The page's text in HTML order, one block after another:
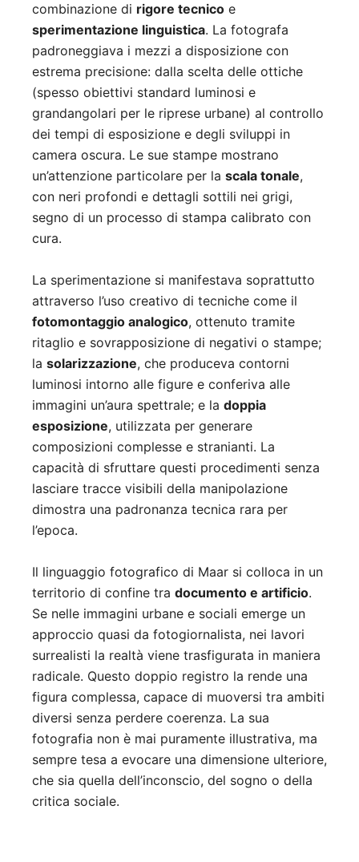
combinazione di rigore tecnico e
sperimentazione linguistica. La fotografa
padroneggiava i mezzi a disposizione con
estrema precisione: dalla scelta delle ottiche
(spesso obiettivi standard luminosi e
grandangolari per le riprese urbane) al controllo
dei tempi di esposizione e degli sviluppi in
camera oscura. Le sue stampe mostrano
un’attenzione particolare per la scala tonale,
con neri profondi e dettagli sottili nei grigi,
segno di un processo di stampa calibrato con
cura.
La sperimentazione si manifestava soprattutto
attraverso l’uso creativo di tecniche come il
fotomontaggio analogico, ottenuto tramite
ritaglio e sovrapposizione di negativi o stampe;
la solarizzazione, che produceva contorni
luminosi intorno alle figure e conferiva alle
immagini un’aura spettrale; e la doppia
esposizione, utilizzata per generare
composizioni complesse e stranianti. La
capacità di sfruttare questi procedimenti senza
lasciare tracce visibili della manipolazione
dimostra una padronanza tecnica rara per
l’epoca.
Il linguaggio fotografico di Maar si colloca in un
territorio di confine tra documento e artificio.
Se nelle immagini urbane e sociali emerge un
approccio quasi da fotogiornalista, nei lavori
surrealisti la realtà viene trasfigurata in maniera
radicale. Questo doppio registro la rende una
figura complessa, capace di muoversi tra ambiti
diversi senza perdere coerenza. La sua
fotografia non è mai puramente illustrativa, ma
sempre tesa a evocare una dimensione ulteriore,
che sia quella dell’inconscio, del sogno o della
critica sociale.